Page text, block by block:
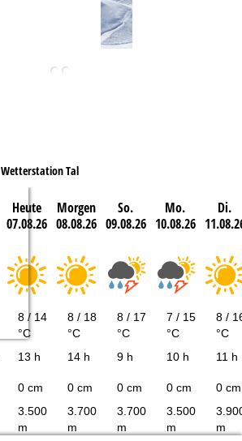
Wetterstation Tal
Heute
07.08.26
Morgen
08.08.26
So.
09.08.26
Mo.
10.08.26
Di.
8 / 14
°C
8 / 18
°C
8 / 17
°C
7 / 15
°C
8 /
°C
13 h 14 h 9 h 10 h 11 h
0 cm 0 cm 0 cm 0 cm 0 cm
3.500
m
3.700
m
3.700
m
3.500
m
m